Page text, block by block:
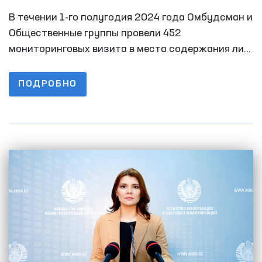
Мажлиса по правам человека
(омбудсмана) о работе по выявлению и
предупреждению случаев пыток в
В течении 1-го полугодия 2024 года Омбудсман и
Общественные группы провели 452
мониторинговых визита в места содержания лиц
месяцев 2023 года этот показатель был 348.
ПОДРОБНО